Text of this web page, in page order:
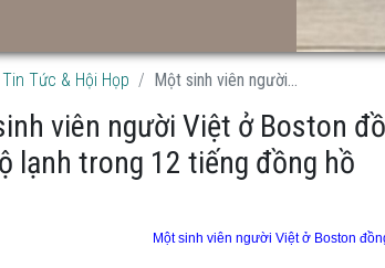
Tin Tức & Hội Họp Một sinh viên người...
viên người Việt ở Boston
lạnh trong 12 tiếng đồng hồ
Một sinh viên người Việt ở Boston